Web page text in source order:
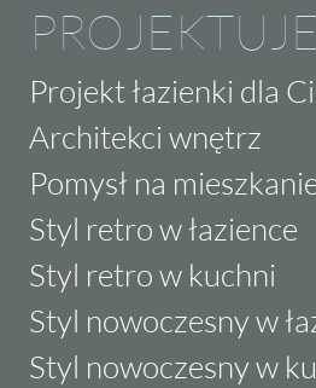
Projekt łazienki dla
Architekci wnętrz
Pomysł na
Styl retro w łazience
Styl retro w kuchni
Styl nowoczesny w
Styl nowoczesny w